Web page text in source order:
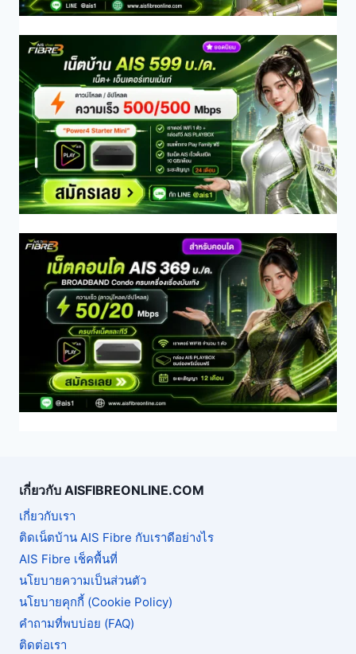
เกี่ยวกับ AISFIBREONLINE.COM
เกี่ยวกับเรา
ติดเน็ตบ้าน AIS Fibre กับเราดีอย่างไร
AIS Fibre เช็คพื้นที่
นโยบายความเป็นส่วนตัว
นโยบายคุกกี้ (Cookie Policy)
คำถามที่พบบ่อย (FAQ)
ติดต่อเรา